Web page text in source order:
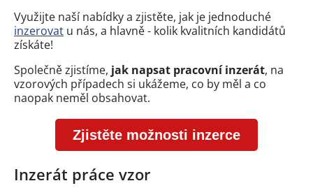
Využijte naší nabídky a zjistěte, jak je jednoduché
inzerovat u nás, a hlavně - kolik kvalitních kandidátů
získáte!
Společně zjistíme, jak napsat pracovní inzerát, na
vzorových případech si ukážeme, co by měl a co
naopak neměl obsahovat.
Zjistěte možnosti inzerce
Inzerát práce vzor